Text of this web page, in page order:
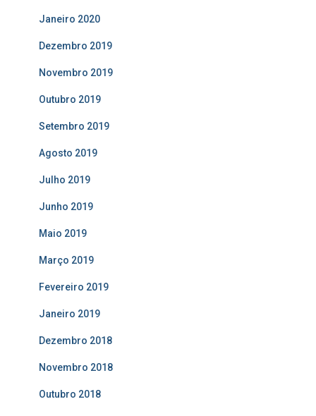
Janeiro 2020
Dezembro 2019
Novembro 2019
Outubro 2019
Setembro 2019
Agosto 2019
Julho 2019
Junho 2019
Maio 2019
Março 2019
Fevereiro 2019
Janeiro 2019
Dezembro 2018
Novembro 2018
Outubro 2018